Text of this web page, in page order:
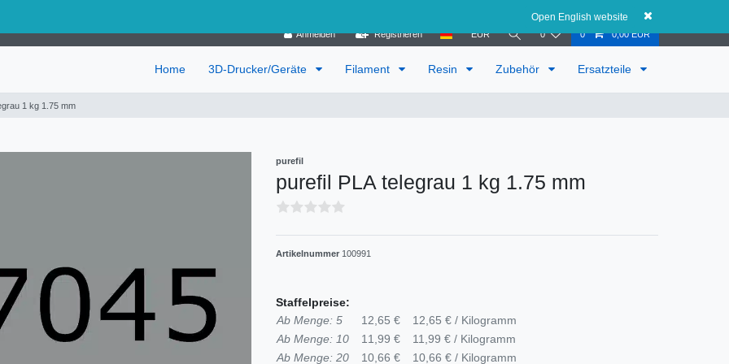
Open English website
Anmelden Registrieren EUR 0 0 0,00 EUR
Home 3D-Drucker/Geräte Filament Resin Zubehör Ersatzteile
1 kg 1.75 mm
purefil
purefil PLA telegrau 1 kg 1.75 mm
Artikelnummer 100991
Staffelpreise:
Ab Menge: 5
12,65 €
12,65 € / Kilogramm
Ab Menge: 10
11,99 €
11,99 € / Kilogramm
Ab Menge: 20
10,66 € 10,66 € / Kilogramm